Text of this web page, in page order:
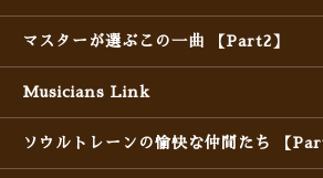
マスターが選ぶこの一曲 【Part2】
Musicians Link
ソウルトレーンの愉快な仲間たち 【